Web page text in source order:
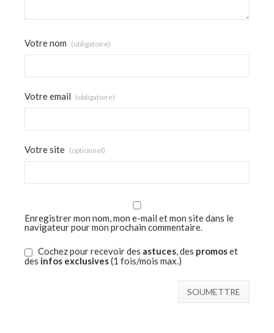
Votre nom (obligatoire)
Votre email (obligatoire)
Votre site (optionnel)
Enregistrer mon nom, mon e-mail et mon site dans le
navigateur pour mon prochain commentaire.
Cochez pour recevoir des astuces, des promoset
des infos exclusives(1 fois/mois max.)